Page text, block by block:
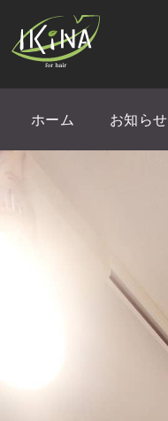
ホーム お知らせ